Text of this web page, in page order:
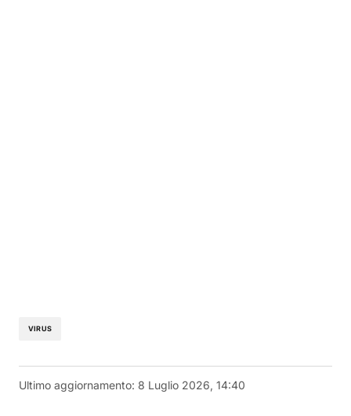
VIRUS
Ultimo aggiornamento: 8 Luglio 2026, 14:40